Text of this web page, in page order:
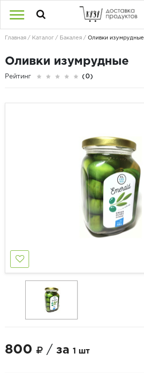
Главная Каталог Бакалея Оливки изумрудные
Оливки изумрудные
Рейтинг (0)
800 / за 1 шт